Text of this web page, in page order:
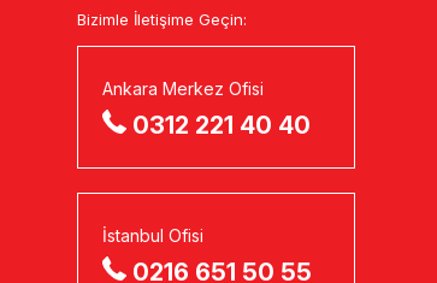
Bizimle İletişime Geçin:
Ankara Merkez Ofisi
0312 221 40 40
İstanbul Ofisi
0216 651 50 55